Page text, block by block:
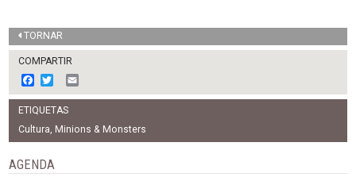
TORNAR
COMPARTIR
F
a
c
e
b
o
k
w
i
t
t
e
m
l
ETIQUETAS
Cultura, Minions & Monsters
AGENDA